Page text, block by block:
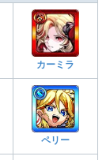
カーミラ
ペリー